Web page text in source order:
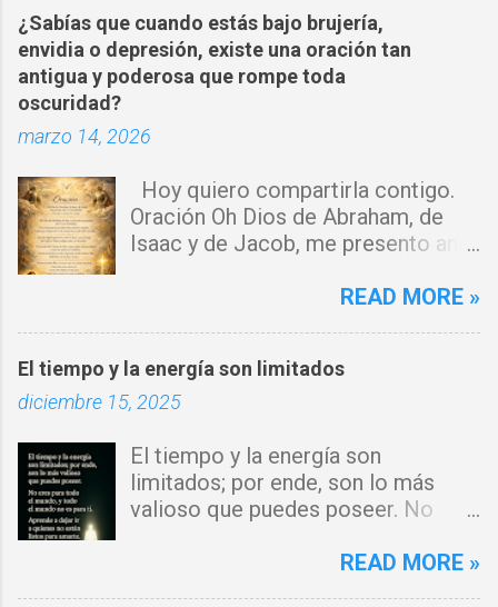
n
t
a
r
i
s
¿Sabías que cuando estás bajo brujería,
envidia o depresión, existe una oración tan
antigua y poderosa que rompe toda
oscuridad?
marzo 14, 2026
Hoy quiero compartirla contigo.
Oración Oh Dios de Abraham, de
Isaac y de Jacob, me presento ante
por donde haya entrado la maldad.
Que tus ángeles guerreros cuiden
mi hogar y que el fuego del Espíritu
alrededor. Por el poder del Cordero
de Dios, rompo cadenas, destruyo
amarres y anulo toda palabra de
envidia o depresión, envíala al
READ MORE »
El tiempo y la energía son limitados
diciembre 15, 2025
El tiempo y la energía son
limitados; por ende, son lo más
valioso que puedes poseer. No
mundo no es para ti. Aprende a
READ MORE »